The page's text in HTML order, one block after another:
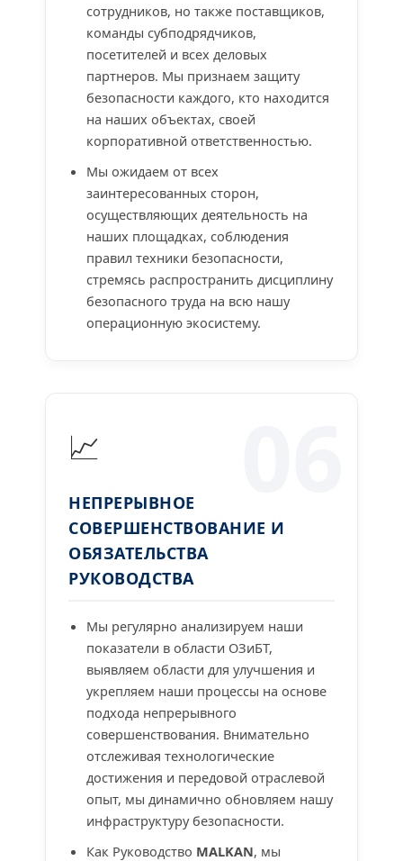
сотрудников, но также поставщиков,
команды субподрядчиков,
посетителей и всех деловых
партнеров. Мы признаем защиту
безопасности каждого, кто находится
на наших объектах, своей
корпоративной ответственностью.
Мы ожидаем от всех
заинтересованных сторон,
осуществляющих деятельность на
наших площадках, соблюдения
правил техники безопасности,
стремясь распространить дисциплину
безопасного труда на всю нашу
операционную экосистему.
📈
НЕПРЕРЫВНОЕ
СОВЕРШЕНСТВОВАНИЕ И
ОБЯЗАТЕЛЬСТВА
РУКОВОДСТВА
Мы регулярно анализируем наши
показатели в области ОЗиБТ,
выявляем области для улучшения и
укрепляем наши процессы на основе
подхода непрерывного
совершенствования. Внимательно
отслеживая технологические
достижения и передовой отраслевой
опыт, мы динамично обновляем нашу
инфраструктуру безопасности.
Как Руководство MALKAN, мы